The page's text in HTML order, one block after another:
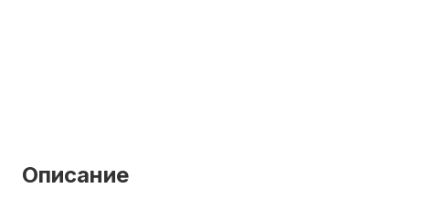
Описание